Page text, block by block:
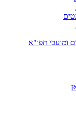
ומועכי תפו"א